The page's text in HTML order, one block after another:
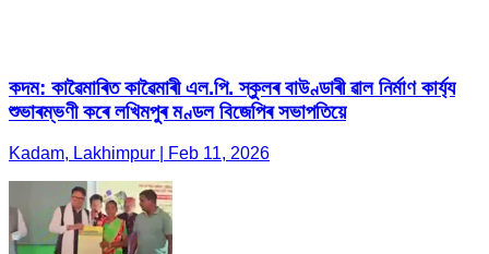
কদম: কাৱৈমাৰিত কাৱৈমাৰী এল.পি. স্কুলৰ বাউণ্ডাৰী ৱাল নিৰ্মাণ কাৰ্য্য
শুভাৰম্ভণী কৰে লখিমপুৰ মণ্ডল বিজেপিৰ সভাপতিয়ে
Kadam, Lakhimpur | Feb 11, 2026